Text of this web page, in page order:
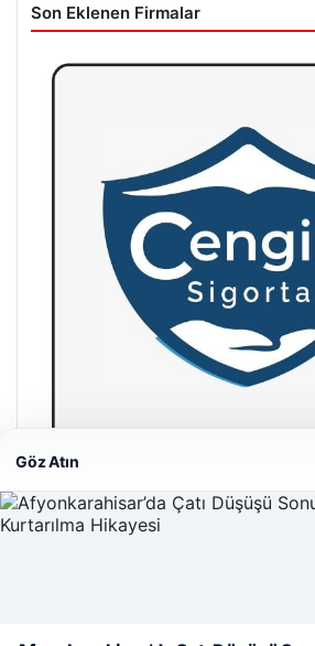
Son Eklenen Firmalar
Hastaş Beton
26/05/2026
Web sitemizi nasıl kullandığınızı daha
Göz Atın